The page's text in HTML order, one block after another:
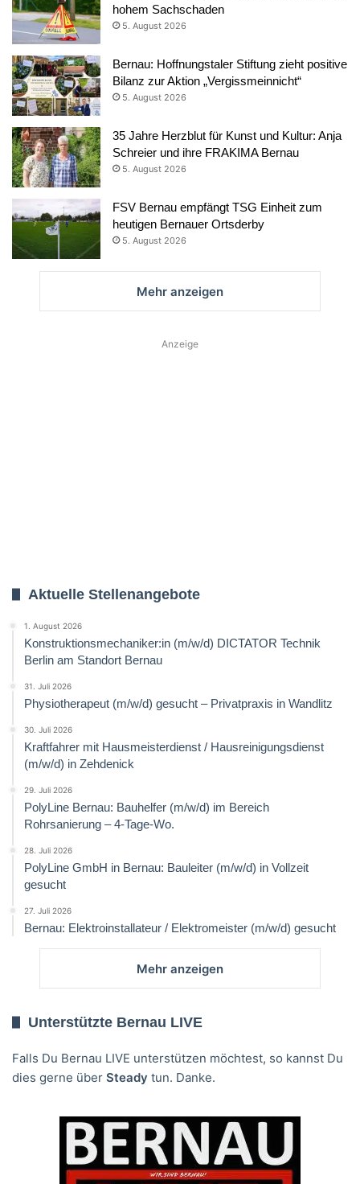
hohem Sachschaden
5. August 2026
Bernau: Hoffnungstaler Stiftung zieht positive
Bilanz zur Aktion „Vergissmeinnicht“
5. August 2026
35 Jahre Herzblut für Kunst und Kultur: Anja
Schreier und ihre FRAKIMA Bernau
5. August 2026
FSV Bernau empfängt TSG Einheit zum
heutigen Bernauer Ortsderby
5. August 2026
Mehr anzeigen
Anzeige
Aktuelle Stellenangebote
1. August 2026
Konstruktionsmechaniker:in (m/w/d) DICTATOR Technik
Berlin am Standort Bernau
31. Juli 2026
Physiotherapeut (m/w/d) gesucht – Privatpraxis in Wandlitz
30. Juli 2026
Kraftfahrer mit Hausmeisterdienst / Hausreinigungsdienst
(m/w/d) in Zehdenick
29. Juli 2026
PolyLine Bernau: Bauhelfer (m/w/d) im Bereich
Rohrsanierung – 4-Tage-Wo.
28. Juli 2026
PolyLine GmbH in Bernau: Bauleiter (m/w/d) in Vollzeit
gesucht
27. Juli 2026
Bernau: Elektroinstallateur / Elektromeister (m/w/d) gesucht
Mehr anzeigen
Unterstützte Bernau LIVE
Falls Du Bernau LIVE unterstützen möchtest, so kannst Du
dies gerne über Steady tun. Danke.